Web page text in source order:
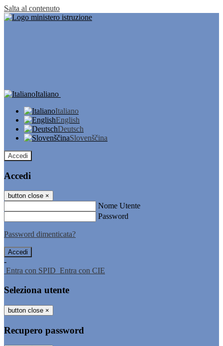
Salta al contenuto
Italiano
Italiano
English
Deutsch
Slovenščina
Accedi
Accedi
button close ×
Nome Utente
Password
Password dimenticata?
-
Entra con SPID Entra con CIE
Seleziona utente
button close ×
Recupero password